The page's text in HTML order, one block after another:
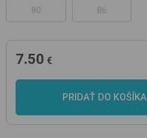
80 86
7.50 €
PRIDAŤ DO KOŠÍKA